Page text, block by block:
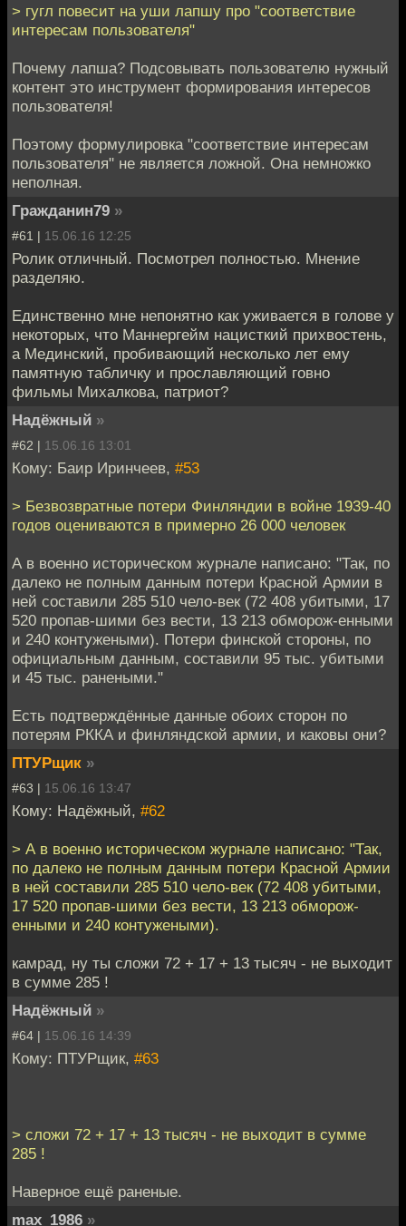
> гугл повесит на уши лапшу про "соответствие
интересам пользователя"
Почему лапша? Подсовывать пользователю нужный
контент это инструмент формирования интересов
пользователя!
Поэтому формулировка "соответствие интересам
пользователя" не является ложной. Она немножко
неполная.
Гражданин79 »
#61 | 15.06.16 12:25
Ролик отличный. Посмотрел полностью. Мнение
разделяю.
Единственно мне непонятно как уживается в голове у
некоторых, что Маннергейм нацисткий прихвостень,
а Мединский, пробивающий несколько лет ему
памятную табличку и прославляющий говно
фильмы Михалкова, патриот?
Надёжный »
#62 | 15.06.16 13:01
Кому: Баир Иринчеев, #53
> Безвозвратные потери Финляндии в войне 1939-40
годов оцениваются в примерно 26 000 человек
А в военно историческом журнале написано: "Так, по
далеко не полным данным потери Красной Армии в
ней составили 285 510 чело-век (72 408 убитыми, 17
520 пропав-шими без вести, 13 213 обморож-енными
и 240 контужеными). Потери финской стороны, по
официальным данным, составили 95 тыс. убитыми
и 45 тыс. ранеными."
Есть подтверждённые данные обоих сторон по
потерям РККА и финляндской армии, и каковы они?
ПТУРщик »
#63 | 15.06.16 13:47
Кому: Надёжный, #62
> А в военно историческом журнале написано: "Так,
по далеко не полным данным потери Красной Армии
в ней составили 285 510 чело-век (72 408 убитыми,
17 520 пропав-шими без вести, 13 213 обморож-
енными и 240 контужеными).
камрад, ну ты сложи 72 + 17 + 13 тысяч - не выходит
в сумме 285 !
Надёжный »
#64 | 15.06.16 14:39
Кому: ПТУРщик, #63
> сложи 72 + 17 + 13 тысяч - не выходит в сумме
285 !
Наверное ещё раненые.
max_1986 »